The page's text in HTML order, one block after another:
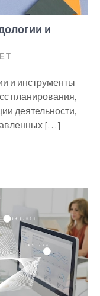
и
и инструменты
планирования,
деятельности,
[…]